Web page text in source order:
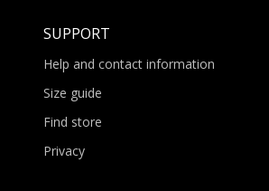
SUPPORT
Help and contact information
Size guide
Find store
Privacy